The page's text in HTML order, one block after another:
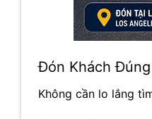
Đón Khách
Không cần lo lắng